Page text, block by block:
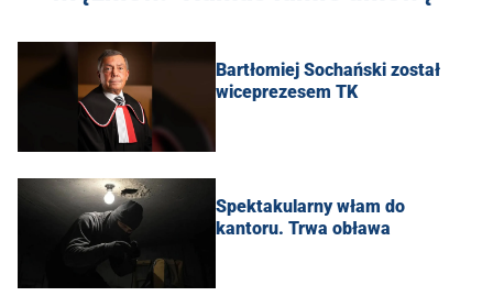
Bartłomiej Sochański został
wiceprezesem TK
Spektakularny włam do
kantoru. Trwa obława